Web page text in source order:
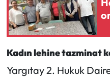
Kadın lehine tazminat
Yargıtay 2. Hukuk